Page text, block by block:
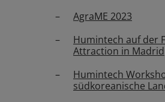
AgraME 2023
Humintech auf der
Attraction in Madrid
Humintech
südkoreanische